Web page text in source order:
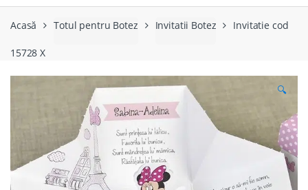
Acasă Totul pentru Botez Invitatii Botez Invitatie cod
15728 X
🔍